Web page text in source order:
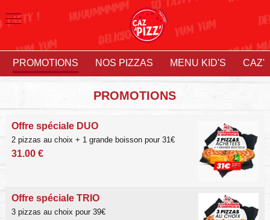
PROMOTIONS NOS PIZZAS MENU KID'S
PROMOTIONS
Offre spéciale DUO
2 pizzas au choix + 1 grande boisson pour 31€
31.00 €
Offre spéciale TRIO
3 pizzas au choix pour 39€